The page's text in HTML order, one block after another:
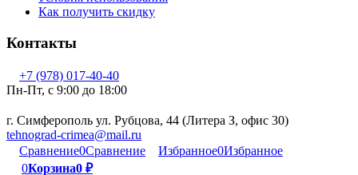
Как получить скидку
Контакты
+7 (978) 017-40-40
Пн-Пт, c 9:00 до 18:00
г. Симферополь ул. Рубцова, 44 (Литера З, офис 30)
tehnograd-crimea@mail.ru
Сравнение0Сравнение Избранное0Избранное
0Корзина0 ₽